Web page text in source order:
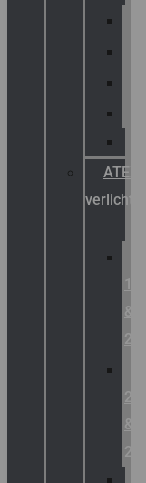
ATEX
verlichting
1
&
2
21
&
22